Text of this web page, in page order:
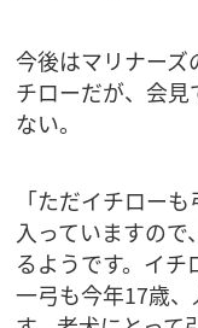
今後はマリナーズ
チローだが、会
ない。
「ただイチロー
入っていますの
るようです。イチ
一弓も今年17歳